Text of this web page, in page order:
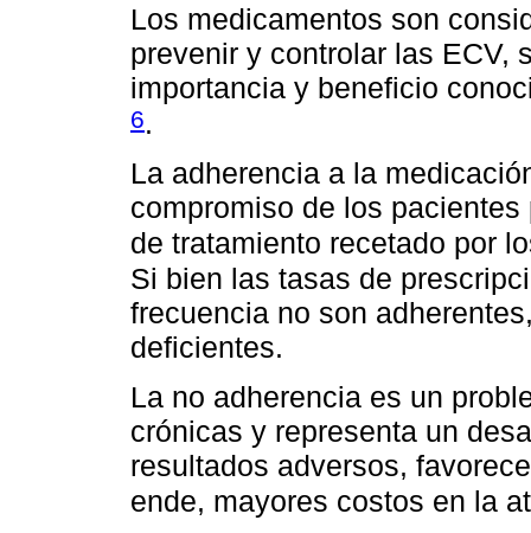
Los medicamentos son
prevenir y controlar las ECV,
importancia y beneficio
6.
La adherencia a la
compromiso de los
de tratamiento recetado por
Si bien las tasas de
frecuencia no son
deficientes.
La no adherencia es un
crónicas y representa un
resultados adversos,
ende, mayores costos en la